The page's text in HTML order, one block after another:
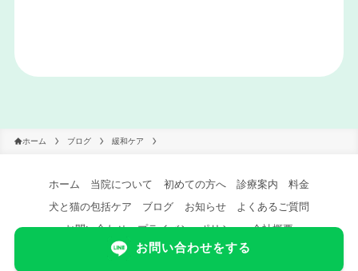
お問い合わせをする
ホーム ブログ 緩和ケア
ホーム 当院について 初めての方へ 診療案内
料金
犬と猫の包括ケア
ブログ お知らせ
よくあるご質問
お問い合わせ
プライバシーポリシー 会社概要